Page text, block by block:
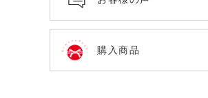
購入商品